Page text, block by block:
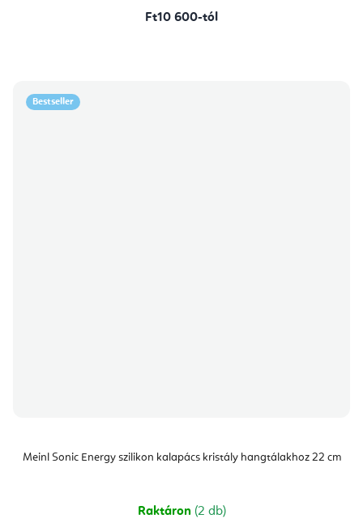
Ft10 600-tól
Bestseller
Meinl Sonic Energy szilikon kalapács kristály hangtálakhoz 22 cm
Raktáron (2 db)